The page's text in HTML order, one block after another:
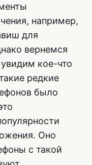
например,
для
вернемся
кое-что
редкие
было
Оно
с такой